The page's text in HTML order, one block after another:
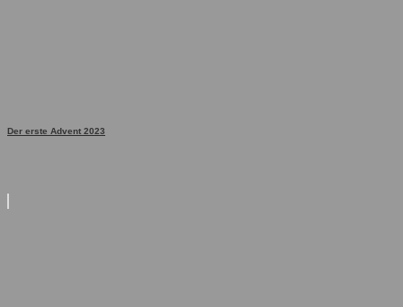
Der erste Advent 2023